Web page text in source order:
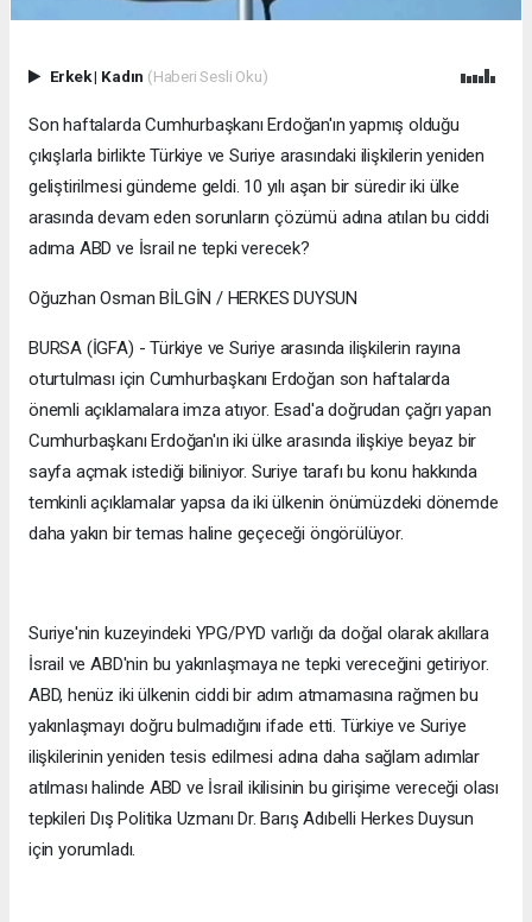
Erkek| Kadın (Haberi Sesli Oku)
Son haftalarda Cumhurbaşkanı Erdoğan'ın yapmış olduğu
çıkışlarla birlikte Türkiye ve Suriye arasındaki ilişkilerin yeniden
geliştirilmesi gündeme geldi. 10 yılı aşan bir süredir iki ülke
arasında devam eden sorunların çözümü adına atılan bu ciddi
adıma ABD ve İsrail ne tepki verecek?
Oğuzhan Osman BİLGİN / HERKES DUYSUN
BURSA (İGFA) - Türkiye ve Suriye arasında ilişkilerin rayına
oturtulması için Cumhurbaşkanı Erdoğan son haftalarda
önemli açıklamalara imza atıyor. Esad'a doğrudan çağrı yapan
Cumhurbaşkanı Erdoğan'ın iki ülke arasında ilişkiye beyaz bir
sayfa açmak istediği biliniyor. Suriye tarafı bu konu hakkında
temkinli açıklamalar yapsa da iki ülkenin önümüzdeki dönemde
daha yakın bir temas haline geçeceği öngörülüyor.
Suriye'nin kuzeyindeki YPG/PYD varlığı da doğal olarak akıllara
İsrail ve ABD'nin bu yakınlaşmaya ne tepki vereceğini getiriyor.
ABD, henüz iki ülkenin ciddi bir adım atmamasına rağmen bu
yakınlaşmayı doğru bulmadığını ifade etti. Türkiye ve Suriye
ilişkilerinin yeniden tesis edilmesi adına daha sağlam adımlar
atılması halinde ABD ve İsrail ikilisinin bu girişime vereceği olası
tepkileri Dış Politika Uzmanı Dr. Barış Adıbelli Herkes Duysun
için yorumladı.